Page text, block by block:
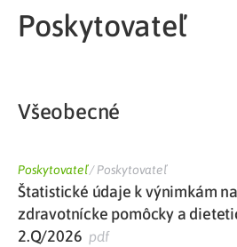
Poskytovateľ
Všeobecné
Poskytovateľ/Poskytovateľ
Štatistické údaje k výnimkám
zdravotnícke pomôcky a
2.Q/2026 pdf